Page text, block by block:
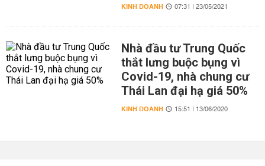
KINH DOANH 07:31 | 23/05/2021
Nhà đầu tư Trung Quốc
thắt lưng buộc bụng vì
Covid-19, nhà chung cư
Thái Lan đại hạ giá 50%
KINH DOANH 15:51 | 13/06/2020